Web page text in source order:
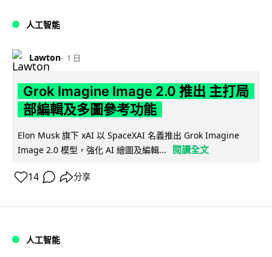
人工智能
Lawton 1 日
Grok Imagine Image 2.0 推出 主打局
部編輯及多圖參考功能
Elon Musk 旗下 xAI 以 SpaceXAI 名義推出 Grok Imagine
Image 2.0 模型，強化 AI 繪圖及編輯...
閱讀全文
14 分享
人工智能